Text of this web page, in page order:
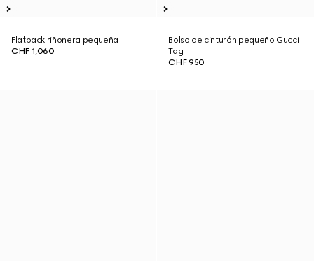
Flatpack riñonera pequeña
CHF 1,060
Bolso de cinturón pequeño Gucci
Tag
CHF 950